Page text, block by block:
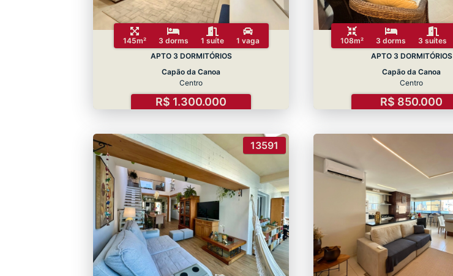
145m² 3 dorms 1 suíte
1 vaga
APTO 3 DORMITÓRIOS
Capão da Canoa
Centro
R$ 1.300.000
108m² 3 dorms 3 suítes
APTO 3 DORMITÓRIOS
Capão da Canoa
Centro
R$ 850.000
13591